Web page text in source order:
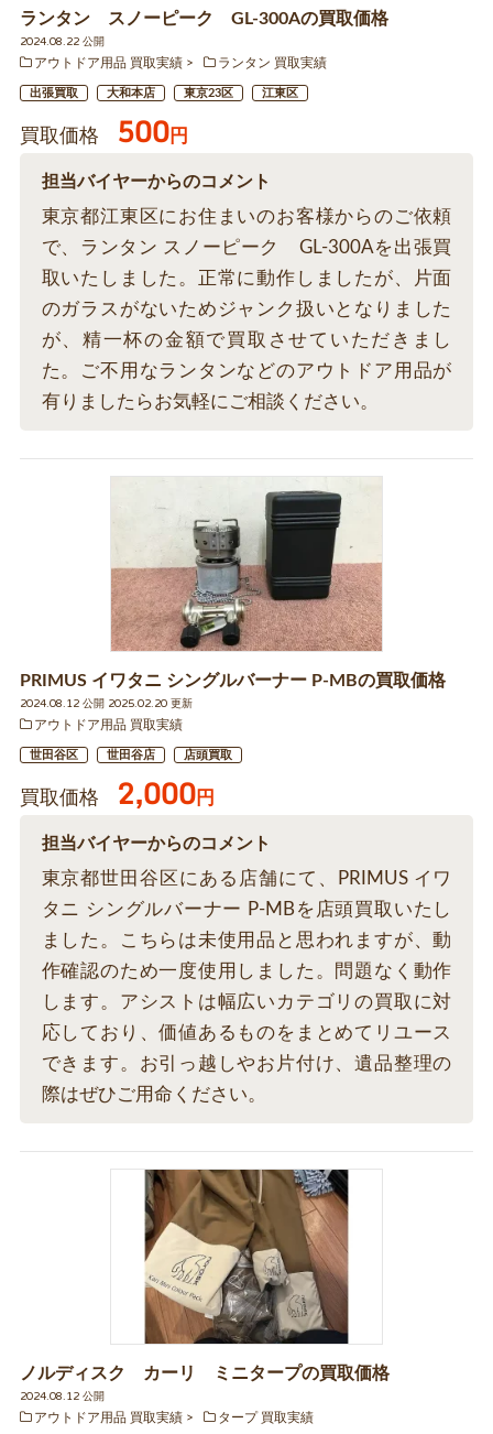
ランタン スノーピーク GL-300Aの買取価格
2024.08.22 公開
アウトドア用品 買取実績
ランタン 買取実績
出張買取 大和本店 東京23区 江東区
買取価格 500円
担当バイヤーからのコメント
東京都江東区にお住まいのお客様からのご依頼
で、ランタン スノーピーク GL-300Aを出張買
取いたしました。正常に動作しましたが、片面
のガラスがないためジャンク扱いとなりました
が、精一杯の金額で買取させていただきまし
た。ご不用なランタンなどのアウトドア用品が
有りましたらお気軽にご相談ください。
PRIMUS イワタニ シングルバーナー P-MBの買取価格
2024.08.12 公開 2025.02.20 更新
アウトドア用品 買取実績
世田谷区 世田谷店 店頭買取
買取価格 2,000円
担当バイヤーからのコメント
東京都世田谷区にある店舗にて、PRIMUS イワ
タニ シングルバーナー P-MBを店頭買取いたし
ました。こちらは未使用品と思われますが、動
作確認のため一度使用しました。問題なく動作
します。アシストは幅広いカテゴリの買取に対
応しており、価値あるものをまとめてリユース
できます。お引っ越しやお片付け、遺品整理の
際はぜひご用命ください。
ノルディスク カーリ ミニタープの買取価格
2024.08.12 公開
アウトドア用品 買取実績
タープ 買取実績